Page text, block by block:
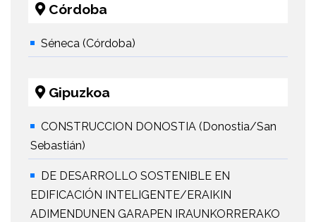
Córdoba
Séneca (Córdoba)
Gipuzkoa
CONSTRUCCION DONOSTIA (Donostia/San
Sebastián)
DE DESARROLLO SOSTENIBLE EN
EDIFICACIÓN INTELIGENTE/ERAIKIN
ADIMENDUNEN GARAPEN IRAUNKORRERAKO